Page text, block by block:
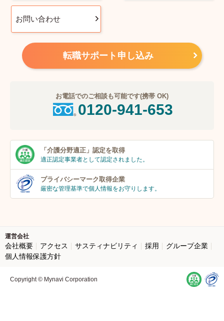
お問い合わせ
転職サポート申し込み
お電話でのご相談も可能です(携帯 OK)
0120-941-653
「介護分野適正」 認定を取得
適正認定事業者として認定されました。
プライバシーマーク取得企業
厳密な管理基準で個人情報をお守りします。
運営会社
会社概要 アクセス サスティナビリティ 採用
グループ企業
個人情報保護方針
Copyright © Mynavi Corporation